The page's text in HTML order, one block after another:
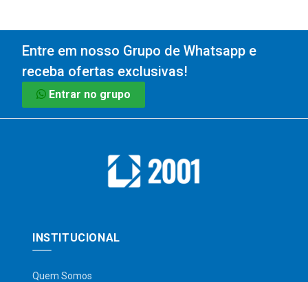
Entre em nosso Grupo de Whatsapp e
receba ofertas exclusivas!
Entrar no grupo
INSTITUCIONAL
Quem Somos